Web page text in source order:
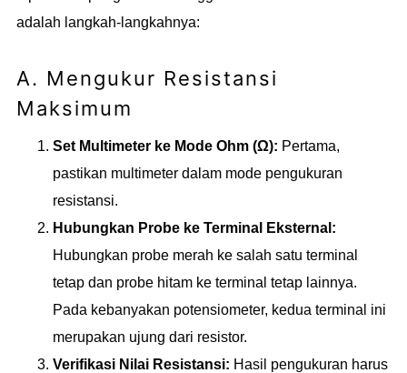
adalah langkah-langkahnya:
A. Mengukur Resistansi
Maksimum
Set Multimeter ke Mode Ohm (Ω): Pertama,
pastikan multimeter dalam mode pengukuran
resistansi.
Hubungkan Probe ke Terminal Eksternal:
Hubungkan probe merah ke salah satu terminal
tetap dan probe hitam ke terminal tetap lainnya.
Pada kebanyakan potensiometer, kedua terminal ini
merupakan ujung dari resistor.
Verifikasi Nilai Resistansi: Hasil pengukuran harus